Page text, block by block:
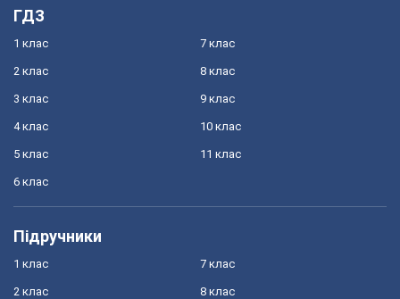
ГДЗ
1 клас
2 клас
3 клас
4 клас
5 клас
6 клас
7 клас
8 клас
9 клас
10 клас
11 клас
Підручники
1 клас
2 клас
7 клас
8 клас